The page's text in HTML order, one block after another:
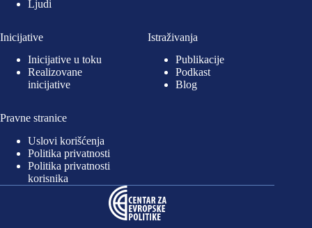
Ljudi
Inicijative
Inicijative u toku
Realizovane
inicijative
Istraživanja
Publikacije
Podkast
Blog
Pravne stranice
Uslovi korišćenja
Politika privatnosti
Politika privatnosti
korisnika